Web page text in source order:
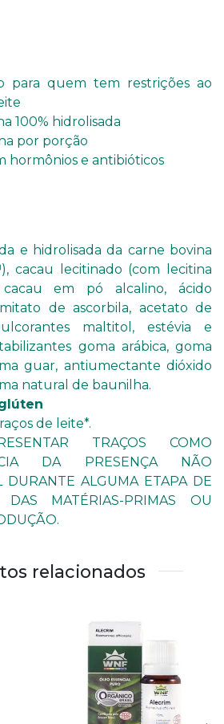
para quem tem restrições ao
100% hidrolisada
por porção
hormônios e antibióticos
e hidrolisada da carne bovina
cacau lecitinado (com lecitina
cacau em pó alcalino, ácido
de ascorbila, acetato de
maltitol, estévia e
goma arábica, goma
guar, antiumectante dióxido
natural de baunilha.
de leite*.
TRAÇOS COMO
DA PRESENÇA NÃO
DURANTE ALGUMA ETAPA DE
DAS MATÉRIAS-PRIMAS OU
relacionados